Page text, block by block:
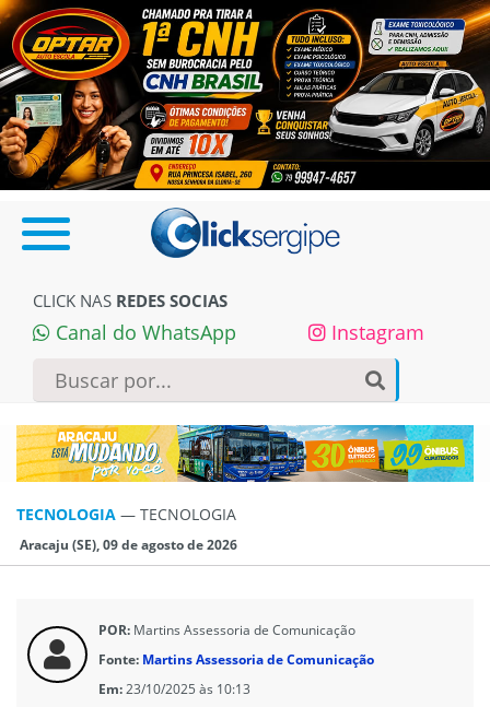
CLICK NAS REDES SOCIAS
Canal do WhatsApp Instagram
TECNOLOGIA — TECNOLOGIA
Aracaju (SE), 09 de agosto de 2026
POR: Martins Assessoria de Comunicação
Fonte: Martins Assessoria de Comunicação
Em:23/10/2025 às 10:13